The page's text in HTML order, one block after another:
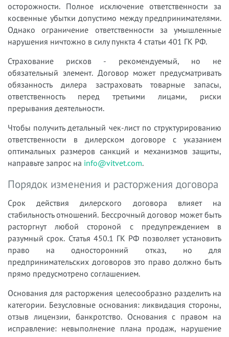
осторожности. Полное исключение ответственности за
косвенные убытки допустимо между предпринимателями.
Однако ограничение ответственности за умышленные
нарушения ничтожно в силу пункта 4 статьи 401 ГК РФ.
Страхование рисков - рекомендуемый, но не
обязательный элемент. Договор может предусматривать
обязанность дилера застраховать товарные запасы,
ответственность перед третьими лицами, риски
прерывания деятельности.
Чтобы получить детальный чек-лист по структурированию
ответственности в дилерском договоре с указанием
оптимальных размеров санкций и механизмов защиты,
направьте запрос на info@vitvet.com.
Порядок изменения и расторжения договора
Срок действия дилерского договора влияет на
стабильность отношений. Бессрочный договор может быть
расторгнут любой стороной с предупреждением в
разумный срок. Статья 450.1 ГК РФ позволяет установить
право на односторонний отказ, но для
предпринимательских договоров это право должно быть
прямо предусмотрено соглашением.
Основания для расторжения целесообразно разделить на
категории. Безусловные основания: ликвидация стороны,
отзыв лицензии, банкротство. Основания с правом на
исправление: невыполнение плана продаж, нарушение